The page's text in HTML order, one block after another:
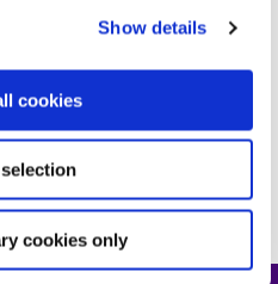
Show details
cookies
cookies only
través de una red de
UNO EN TU